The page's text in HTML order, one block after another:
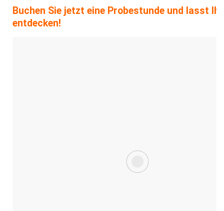
Buchen Sie jetzt eine Probestunde und lasst
entdecken!